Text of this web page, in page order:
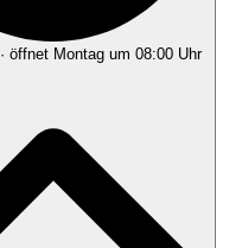
· öffnet Montag um 08:00 Uhr